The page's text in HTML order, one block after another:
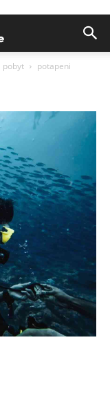
pobyt potapeni